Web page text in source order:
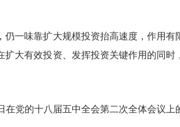
一味靠扩大规模投资抬高速度，作用有
大有效投资、发挥投资关键作用的同时
在党的十八届五中全会第二次全体会议上